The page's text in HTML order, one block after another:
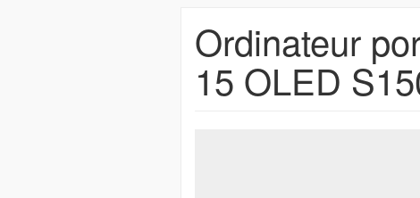
Ordinateur
15 OLED